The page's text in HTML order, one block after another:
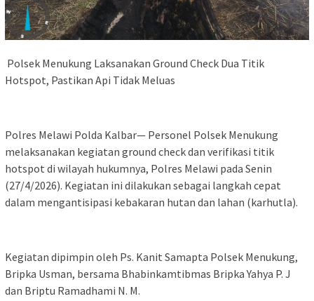
‎ Polsek Menukung Laksanakan Ground Check Dua Titik
Hotspot, Pastikan Api Tidak Meluas
Polres Melawi Polda Kalbar— Personel Polsek Menukung
melaksanakan kegiatan ground check dan verifikasi titik
hotspot di wilayah hukumnya, Polres Melawi pada Senin
(27/4/2026). Kegiatan ini dilakukan sebagai langkah cepat
dalam mengantisipasi kebakaran hutan dan lahan (karhutla).
Kegiatan dipimpin oleh Ps. Kanit Samapta Polsek Menukung,
Bripka Usman, bersama Bhabinkamtibmas Bripka Yahya P. J
dan Briptu Ramadhami N. M.